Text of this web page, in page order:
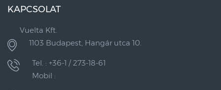
KAPCSOLAT
Vuelta Kft.
1103 Budapest, Hangár utca 10.
Tel. : +36-1 / 273-18-61
Mobil :